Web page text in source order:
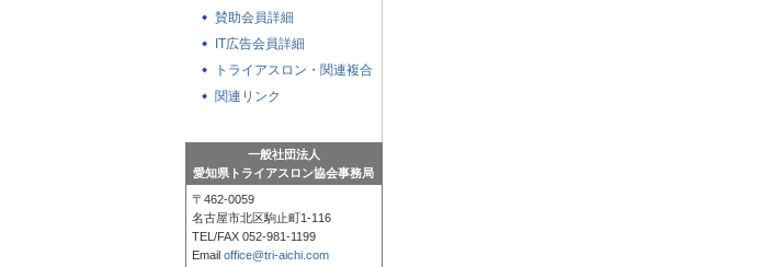
賛助会員詳細
IT広告会員詳細
トライアスロン・関連複合
競技の大会参加者への基本
関連リンク
一般社団法人
愛知県トライアスロン協会事務局
〒462-0059
名古屋市北区駒止町1-116
TEL/FAX 052-981-1199
Email office@tri-aichi.com